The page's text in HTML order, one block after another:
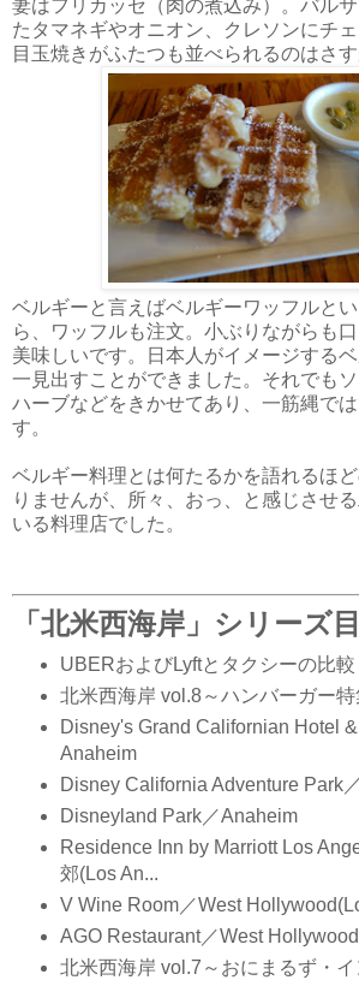
妻はフリカッセ（肉の煮込み）。バル
たタマネギやオニオン、クレソンにチェ
目玉焼きがふたつも並べられるのはさす
ベルギーと言えばベルギーワッフルと
ら、ワッフルも注文。小ぶりながらも
美味しいです。日本人がイメージする
一見出すことができました。それでも
ハーブなどをきかせてあり、一筋縄で
す。
ベルギー料理とは何たるかを語れるほ
りませんが、所々、おっ、と感じさせ
いる料理店でした。
「北米西海岸」シリーズ
UBERおよびLyftとタクシーの比較
北米西海岸 vol.8～ハンバーガー特
Disney's Grand Californian Hotel
Anaheim
Disney California Adventure Park
Disneyland Park／Anaheim
Residence Inn by Marriott Los
郊(Los An...
V Wine Room／West
AGO Restaurant／West
北米西海岸 vol.7～おにまるず・イ